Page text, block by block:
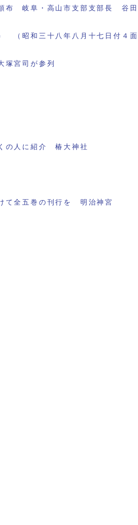
布 岐阜・高山市支部支部長 谷田
（昭和三十八年八月十七日付４
宮司が参列
の人に紹介 椿大神社
て全五巻の刊行を 明治神宮